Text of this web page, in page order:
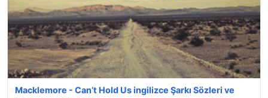
Macklemore - Can’t Hold Us ingilizce Şarkı Sözleri ve